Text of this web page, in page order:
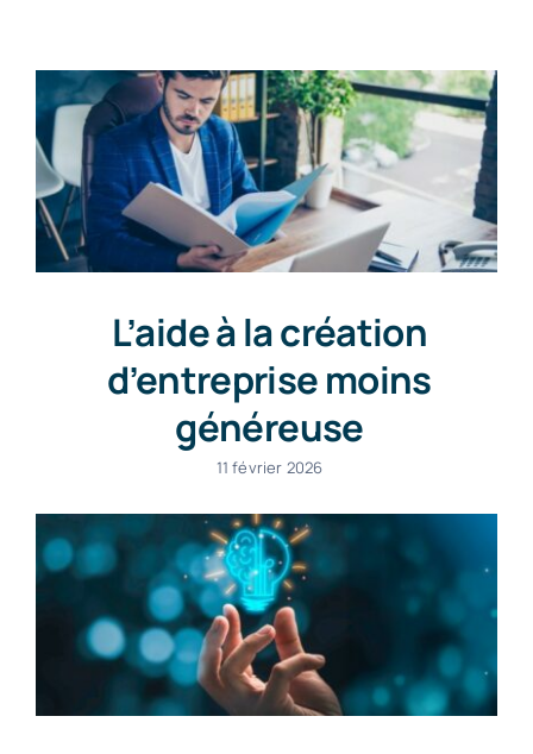
Contact
L’aide à la création
d’entreprise moins
généreuse
11 février 2026